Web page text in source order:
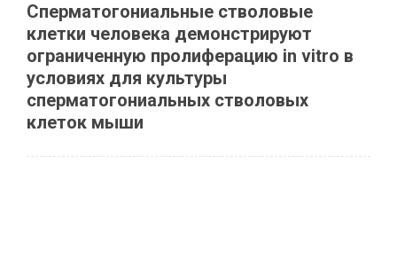
Сперматогониальные стволовые
клетки человека демонстрируют
ограниченную пролиферацию in vitro в
условиях для культуры
сперматогониальных стволовых
клеток мыши